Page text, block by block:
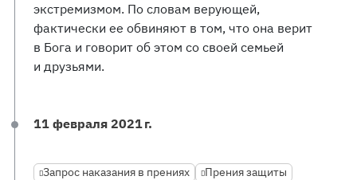
экстремизмом. По словам верующей,
фактически ее обвиняют в том, что она верит
в Бога и говорит об этом со своей семьей
и друзьями.
11 февраля 2021 г.
Запрос наказания в прениях Прения защиты